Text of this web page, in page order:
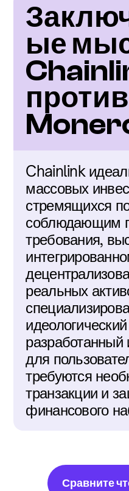
ые
против
Chainlink
массовых
стремящихся
соблюдающим
требования,
реальных
разработанный
для
требуются
транзакции и
финансового
Сравните